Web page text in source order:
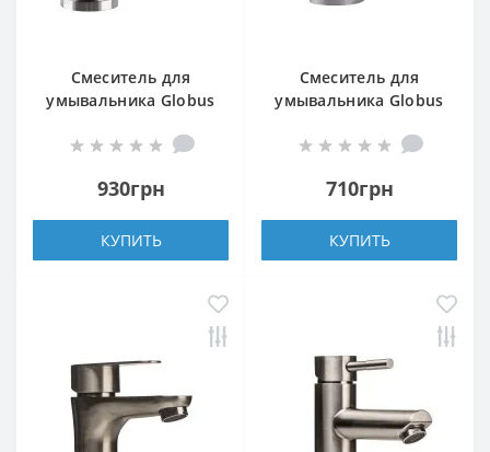
Смеситель для
умывальника Globus
930грн
КУПИТЬ
Смеситель для
умывальника Globus
710грн
КУПИТЬ